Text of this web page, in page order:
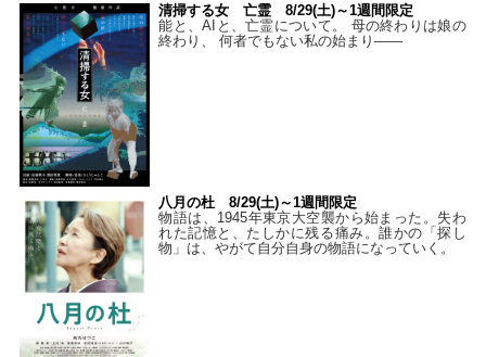
清掃する女 亡霊 8/29(土)～1週間限定
能と、AIと、亡霊について。 母の終わりは娘の
終わり、 何者でもない私の始まり――
八月の杜 8/29(土)～1週間限定
物語は、1945年東京大空襲から始まった。失わ
れた記憶と、たしかに残る痛み。誰かの「探し
物」は、やがて自分自身の物語になっていく。